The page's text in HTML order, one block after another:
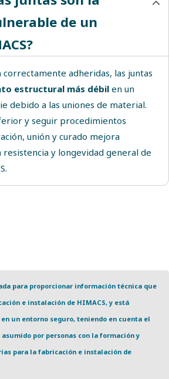
de un
correctamente adheridas, las juntas
estructural más débil en un
debido a las uniones de material.
y seguir procedimientos
unión y curado mejora
y longevidad general de
para proporcionar información técnica que
e instalación de HIMACS, y está
un entorno seguro, teniendo en cuenta el
por personas con la formación y
para la fabricación e instalación de